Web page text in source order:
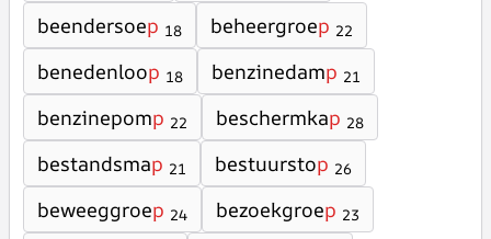
beendersoep 18 beheergroep 22
benedenloop 18 benzinedamp 21
benzinepomp 22 beschermkap 28
bestandsmap 21 bestuurstop 26
beweeggroep 24 bezoekgroep 23